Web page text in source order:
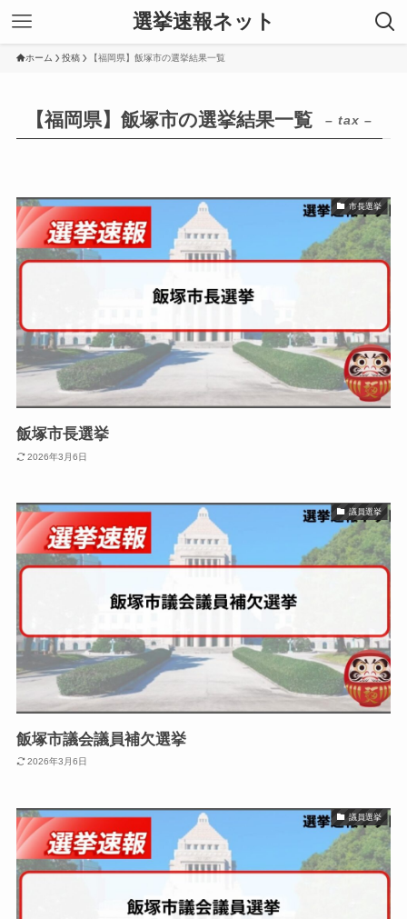
選挙速報ネット
ホーム 投稿 【福岡県】飯塚市の選挙結果一覧
【福岡県】飯塚市の選挙結果一覧 – tax –
市長選挙
飯塚市長選挙
2026年3月6日
議員選挙
飯塚市議会議員補欠選挙
2026年3月6日
議員選挙